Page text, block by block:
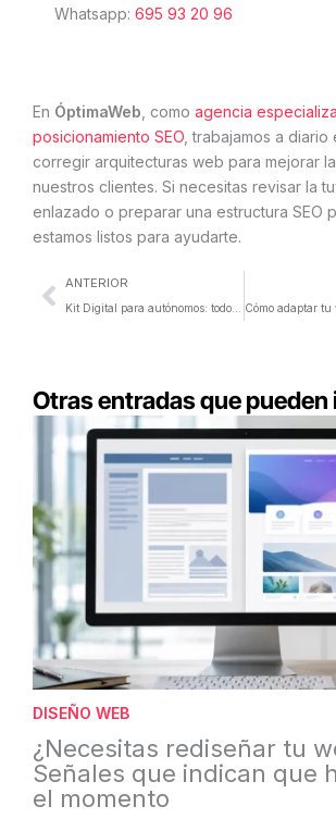
Whatsapp: 695 93 20 96
En ÓptimaWeb , como agencia
posicionamiento SEO , trabajamos a
corregir arquitecturas web para mejorar
nuestros clientes. Si necesitas revisar la
enlazado o preparar una estructura SEO
estamos listos para ayudarte.
AntANTERIOR
Otras entradas que
DISEÑO WEB
¿Necesitas rediseñar tu
Señales que indican que
el momento